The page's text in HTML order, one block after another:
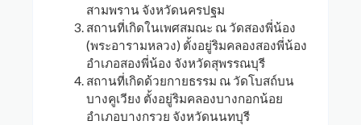
สามพราน จังหวัดนครปฐม
สถานที่เกิดในเพศสมณะ ณ วัดสองพี่น้อง
(พระอารามหลวง) ตั้งอยู่ริมคลองสองพี่น้อง
อำเภอสองพี่น้อง จังหวัดสุพรรณบุรี
สถานที่เกิดด้วยกายธรรม ณ วัดโบสถ์บน
บางคูเวียง ตั้งอยู่ริมคลองบางกอกน้อย
อำเภอบางกรวย จังหวัดนนทบุรี